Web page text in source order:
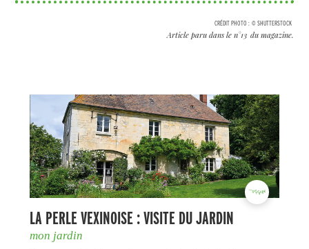
CRÉDIT PHOTO : © SHUTTERSTOCK
Article paru dans le n°13 du magazine.
LA PERLE VEXINOISE : VISITE DU JARDIN
mon jardin